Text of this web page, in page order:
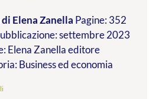
prezzo:
da
€24.99
a
Elena Zanella Pagine: 352
settembre 2023
Elena Zanella editore
Business ed economia